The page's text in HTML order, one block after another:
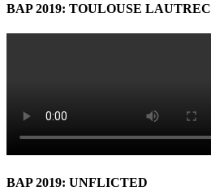
BAP 2019: TOULOUSE LAUTREC
BAP 2019: UNFLICTED